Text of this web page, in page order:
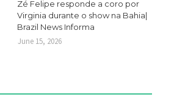
Zé Felipe responde a coro por
Virginia durante o show na Bahia|
Brazil News Informa
June 15, 2026